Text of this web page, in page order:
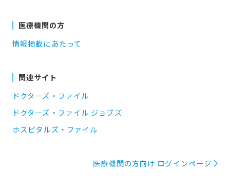
医療機関の方
情報掲載にあたって
関連サイト
ドクターズ・ファイル
ドクターズ・ファイル ジョブズ
ホスピタルズ・ファイル
医療機関の方向け ログインページ